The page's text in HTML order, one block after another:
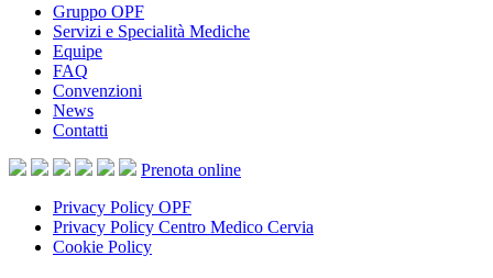
Gruppo OPF
Servizi e Specialità Mediche
Equipe
FAQ
Convenzioni
News
Contatti
Prenota online
Privacy Policy OPF
Privacy Policy Centro Medico Cervia
Cookie Policy